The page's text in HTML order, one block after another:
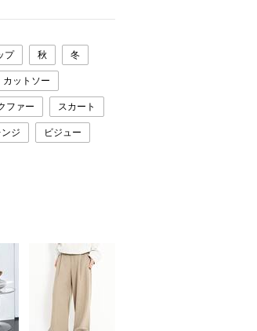
プ 秋 冬
カットソー
ファー スカート
ジ ビジュー